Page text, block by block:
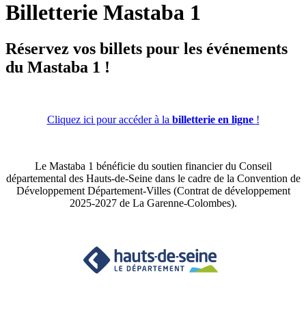
Billetterie Mastaba 1
Réservez vos billets pour les événements
du Mastaba 1 !
Cliquez ici pour accéder à la billetterie en ligne !
Le Mastaba 1 bénéficie du soutien financier du Conseil
départemental des Hauts-de-Seine dans le cadre de la Convention de
Développement Département-Villes (Contrat de développement
2025-2027 de La Garenne-Colombes).